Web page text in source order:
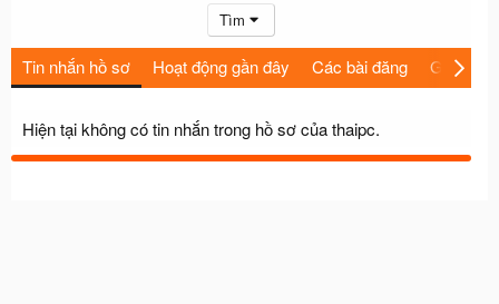
Tìm
Tin nhắn hồ sơ Hoạt động gần đây Các bài đăng Giới thiệu
Hiện tại không có tin nhắn trong hồ sơ của thaipc.